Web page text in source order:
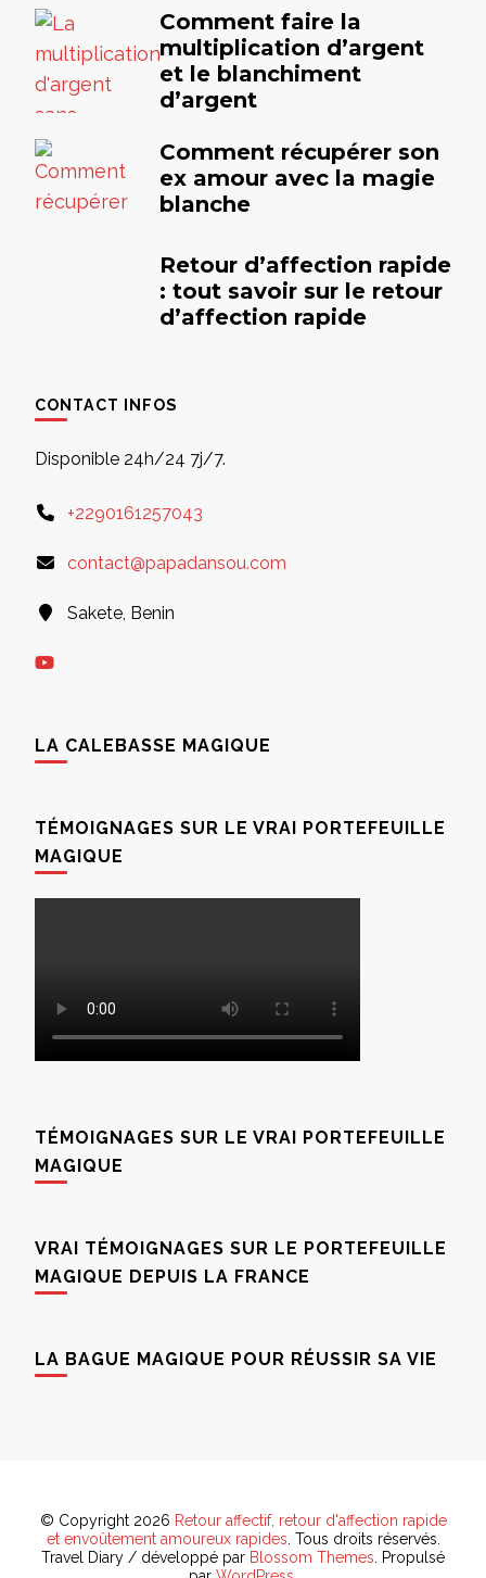
Comment faire la
multiplication d’argent
et le blanchiment
d’argent
Comment récupérer son
ex amour avec la magie
blanche
Retour d’affection rapide
: tout savoir sur le retour
d’affection rapide
CONTACT INFOS
Disponible 24h/24 7j/7.
+2290161257043
contact@papadansou.com
Sakete, Benin
LA CALEBASSE MAGIQUE
TÉMOIGNAGES SUR LE VRAI PORTEFEUILLE
MAGIQUE
TÉMOIGNAGES SUR LE VRAI PORTEFEUILLE
MAGIQUE
VRAI TÉMOIGNAGES SUR LE PORTEFEUILLE
MAGIQUE DEPUIS LA FRANCE
LA BAGUE MAGIQUE POUR RÉUSSIR SA VIE
© Copyright 2026 Retour affectif, retour d'affection rapide
et envoûtement amoureux rapides . Tous droits réservés.
Travel Diary / développé par Blossom Themes . Propulsé